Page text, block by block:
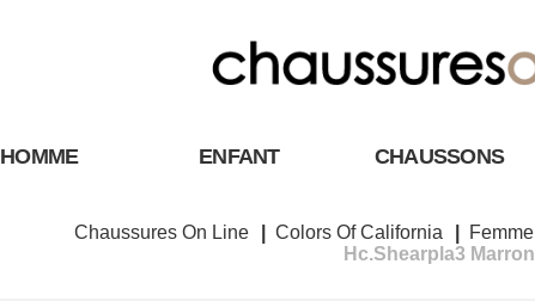
HOMME ENFANT CHAUSSONS
Chaussures On Line Colors Of California Femme
Hc.shearpla3 Marron